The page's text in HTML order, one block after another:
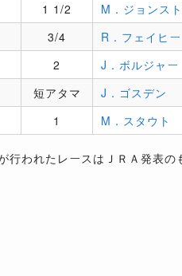
1 1/2 M．ジョンス
3/4 R．フェイヒー
2 J．ボルジャー
短アタマ J．ゴスデン
1 M．スタウト
われたレースはＪＲＡ発表の